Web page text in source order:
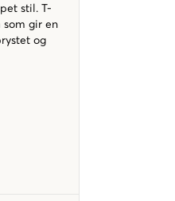
stil. T-
som gir en
og